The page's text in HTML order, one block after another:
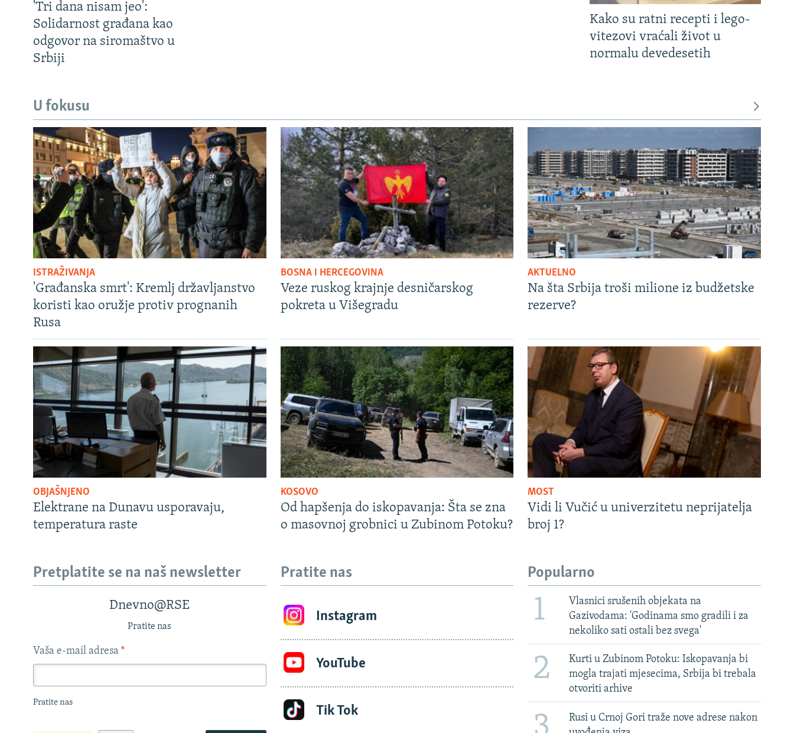
'Tri dana nisam jeo':
Solidarnost građana kao
odgovor na siromaštvo u
Srbiji
Kako su ratni recepti i lego-
vitezovi vraćali život u
normalu devedesetih
U fokusu
ISTRAŽIVANJA
'Građanska smrt': Kremlj državljanstvo
koristi kao oružje protiv prognanih
Rusa
BOSNA I HERCEGOVINA
Veze ruskog krajnje desničarskog
pokreta u Višegradu
AKTUELNO
Na šta Srbija troši milione iz budžetske
rezerve?
OBJAŠNJENO
Elektrane na Dunavu usporavaju,
temperatura raste
KOSOVO
Od hapšenja do iskopavanja: Šta se zna
o masovnoj grobnici u Zubinom Potoku?
MOST
Vidi li Vučić u univerzitetu neprijatelja
broj 1?
Pretplatite se na naš newsletter
Dnevno@RSE
Pratite nas
Vaša e-mail adresa *
Pratite nas
Pratite nas
Instagram
YouTube
Tik Tok
Popularno
1
Vlasnici srušenih objekata na
Gazivodama: 'Godinama smo gradili i za
nekoliko sati ostali bez svega'
2
Kurti u Zubinom Potoku: Iskopavanja bi
mogla trajati mjesecima, Srbija bi trebala
otvoriti arhive
Rusi u Crnoj Gori traže nove adrese nakon